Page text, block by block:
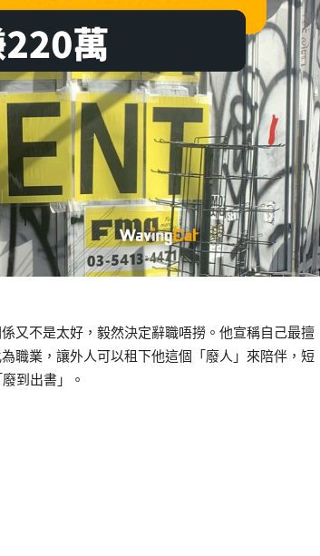
又不是太好，毅然決定辭職唔撈。他宣稱自己最擅
職業，讓外人可以租下他這個「廢人」來陪伴，短
到出書」。